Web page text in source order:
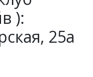
):
25а